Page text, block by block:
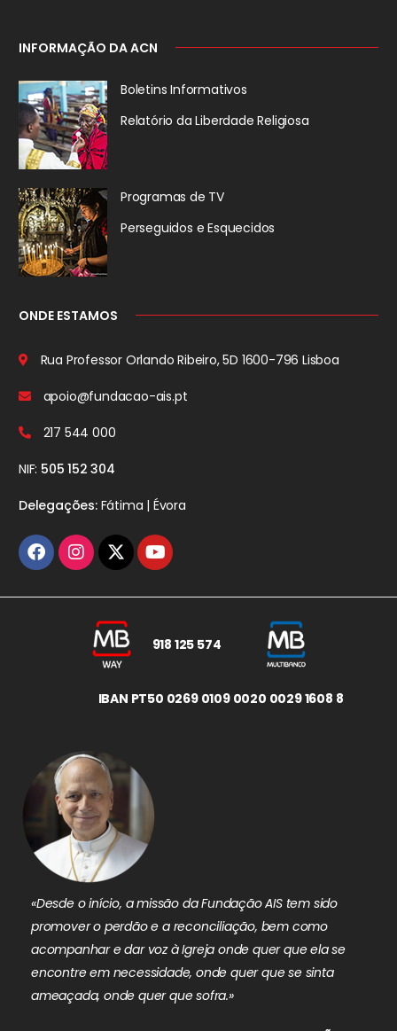
INFORMAÇÃO DA ACN
Boletins Informativos
Relatório da Liberdade Religiosa
Programas de TV
Perseguidos e Esquecidos
ONDE ESTAMOS
Rua Professor Orlando Ribeiro, 5D 1600-796 Lisboa
apoio@fundacao-ais.pt
217 544 000
NIF: 505 152 304
Delegações:Fátima | Évora
918 125 574
IBAN PT50 0269 0109 0020 0029 1608 8
«Desde o início, a missão da Fundação AIS tem sido
promover o perdão e a reconciliação, bem como
acompanhar e dar voz à Igreja onde quer que ela se
encontre em necessidade, onde quer que se sinta
ameaçada, onde quer que sofra.»